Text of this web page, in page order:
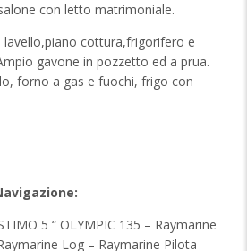
con letto matrimoniale.
lavello,piano cottura,frigorifero e
gavone in pozzetto ed a prua.
forno a gas e fuochi, frigo con
5 “ OLYMPIC 135 – Raymarine
Log – Raymarine Pilota